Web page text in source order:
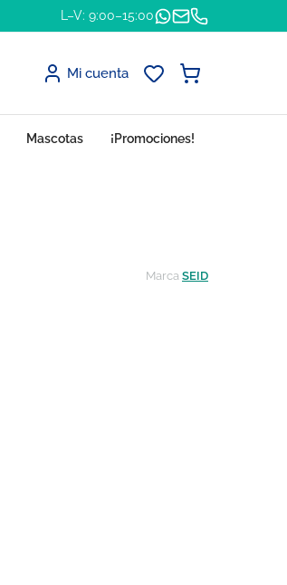
L–V: 9:00–15:00
Mi cuenta
Mascotas ¡Promociones!
Marca SEID